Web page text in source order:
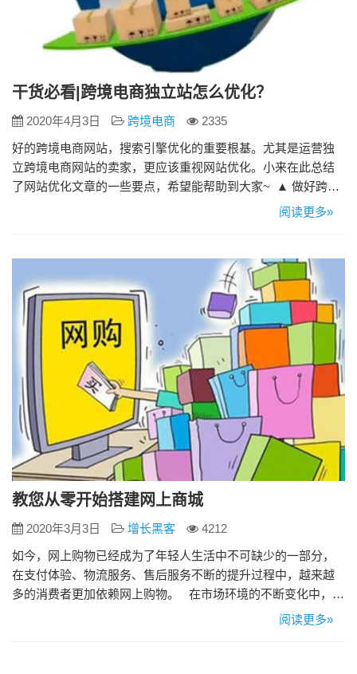
干货必看|跨境电商独立站怎么优化？
2020年4月3日 跨境电商
2335
好的跨境电商网站，搜索引擎优化的重要根基。尤其是运营独
立跨境电商网站的卖家，更应该重视网站优化。小来在此总结
了网站优化文章的一些要点，希望能帮助到大家~ ▲ 做好跨境
网站平台的外链优化 跨境网站平台需要养成每天适量的发布外
控一下自己所做的外链是否存在，因为有效的外链才会给跨境
系统网站带来流…
阅读更多»
教您从零开始搭建网上商城
2020年3月3日 增长黑客
4212
如今，网上购物已经成为了年轻人生活中不可缺少的一部分，
在支付体验、物流服务、售后服务不断的提升过程中，越来越
多的消费者更加依赖网上购物。 在市场环境的不断变化中，传
统销售模式正迎来巨大的挑战。网上流传着一句话“不做电商就
阅读更多»